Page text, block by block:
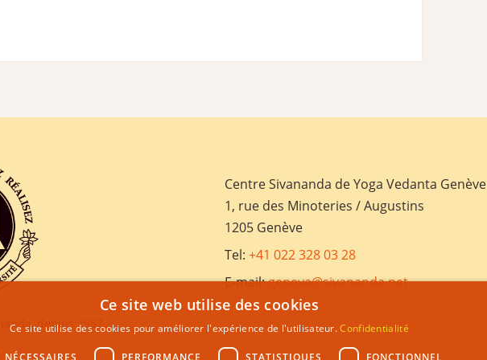
depuis 1957
Centre Sivananda de Yoga Vedanta Genève
1, rue des Minoteries / Augustins
1205 Genève
Tel: +41 022 328 03 28
E-mail:geneva@sivananda.net
Ce site web utilise des cookies
Ce site utilise des cookies pour améliorer l'expérience de l'utilisateur.Confidentialité
NÉCESSAIRES PERFORMANCE STATISTIQUES FONCTIONNEL